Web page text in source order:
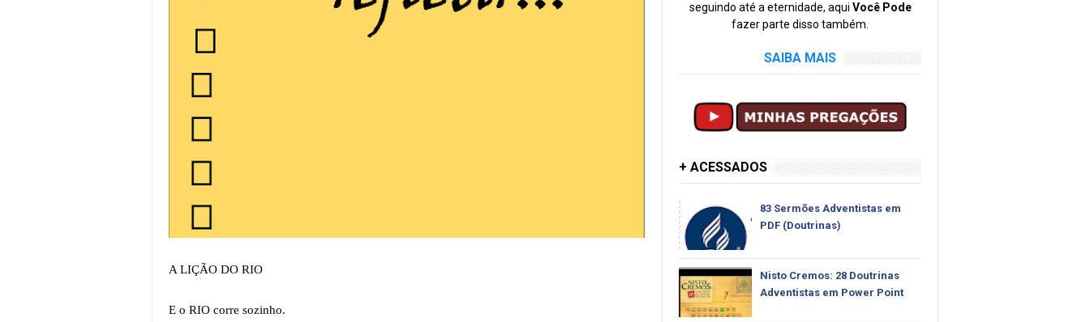
A LIÇÃO DO RIO
E o RIO corre sozinho.
seguindo até a eternidade, aqui Você Pode
fazer parte disso também.
SAIBA MAIS
+ ACESSADOS
83 Sermões Adventistas em
PDF (Doutrinas)
Nisto Cremos: 28 Doutrinas
Adventistas em Power Point